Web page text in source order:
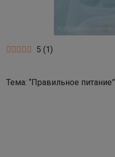
5 (1)
Тема: “Правильное питание”